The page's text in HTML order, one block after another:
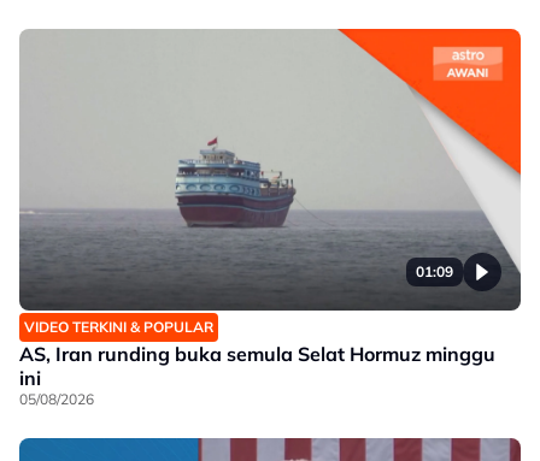
01:09
VIDEO TERKINI & POPULAR
AS, Iran runding buka semula Selat Hormuz minggu
ini
05/08/2026